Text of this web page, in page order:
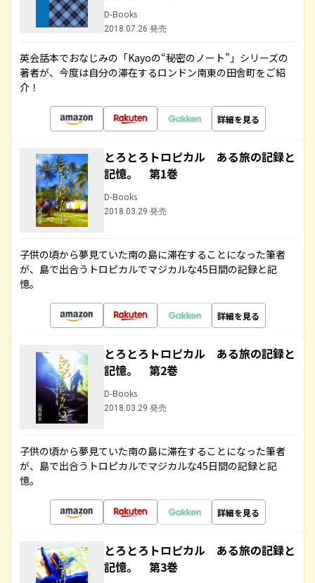
D-Books
2018.07.26 発売
英会話本でおなじみの「Kayoの“秘密のノート”」シリーズの
著者が、今度は自分の滞在するロンドン南東の田舎町をご紹
介！
詳細を見る
とろとろトロピカル ある旅の記録と
記憶。 第1巻
D-Books
2018.03.29 発売
子供の頃から夢見ていた南の島に滞在することになった筆者
が、島で出合うトロピカルでマジカルな45日間の記録と記
憶。
詳細を見る
とろとろトロピカル ある旅の記録と
記憶。 第2巻
D-Books
2018.03.29 発売
子供の頃から夢見ていた南の島に滞在することになった筆者
が、島で出合うトロピカルでマジカルな45日間の記録と記
憶。
詳細を見る
とろとろトロピカル ある旅の記録と
記憶。 第3巻